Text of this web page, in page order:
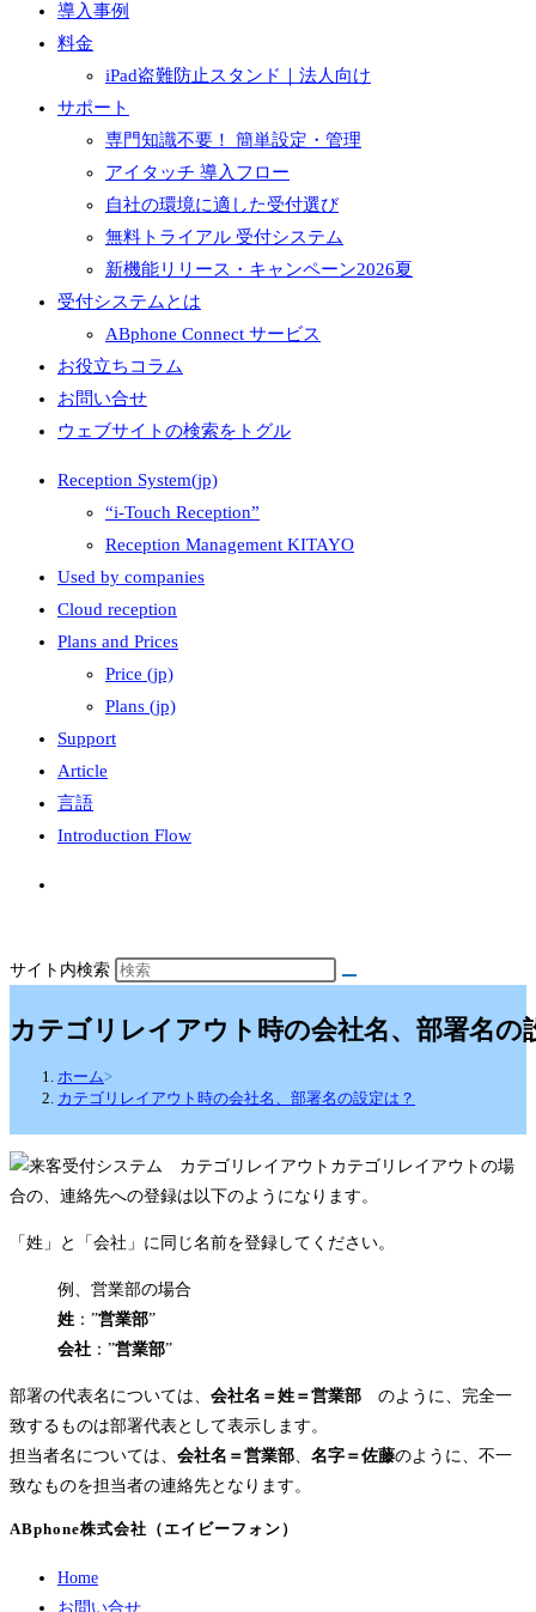
導入事例
料金
iPad盗難防止スタンド｜法人向け
サポート
専門知識不要！ 簡単設定・管理
アイタッチ 導入フロー
自社の環境に適した受付選び
無料トライアル 受付システム
新機能リリース・キャンペーン2026夏
受付システムとは
ABphone Connect サービス
お役立ちコラム
お問い合せ
ウェブサイトの検索をトグル
Reception System(jp)
“i-Touch Reception”
Reception Management KITAYO
Used by companies
Cloud reception
Plans and Prices
Price (jp)
Plans (jp)
Support
Article
言語
Introduction Flow
サイト内検索
カテゴリレイアウト時の会社名、部署名の
ホーム>
カテゴリレイアウト時の会社名、部署名の設定は？
カテゴリレイアウトの場
合の、連絡先への登録は以下のようになります。
「姓」と「会社」に同じ名前を登録してください。
例、営業部の場合
姓 ：”営業部”
会社 ：”営業部”
部署の代表名については、 会社名＝姓＝営業部 のように、完全一
致するものは部署代表として表示します。
担当者名については、 会社名＝営業部 名字＝佐藤のように、不一
致なものを担当者の連絡先となります。
ABphone株式会社（エイビーフォン）
Home
お問い合せ